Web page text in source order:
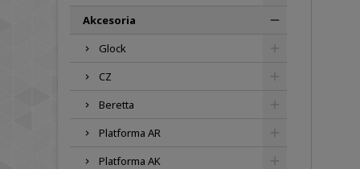
Akcesoria
Glock
CZ
Beretta
Platforma AR
Platforma AK